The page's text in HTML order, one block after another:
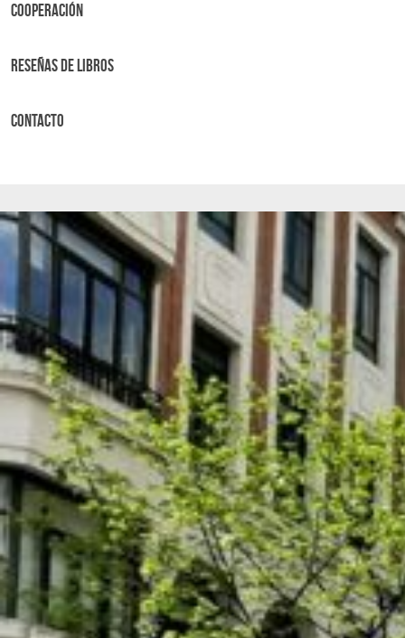
Cooperación
Reseñas de libros
Contacto